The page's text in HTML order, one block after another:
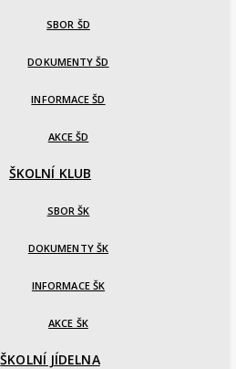
SBOR ŠD
DOKUMENTY ŠD
INFORMACE ŠD
AKCE ŠD
ŠKOLNÍ KLUB
SBOR ŠK
DOKUMENTY ŠK
INFORMACE ŠK
AKCE ŠK
ŠKOLNÍ JÍDELNA